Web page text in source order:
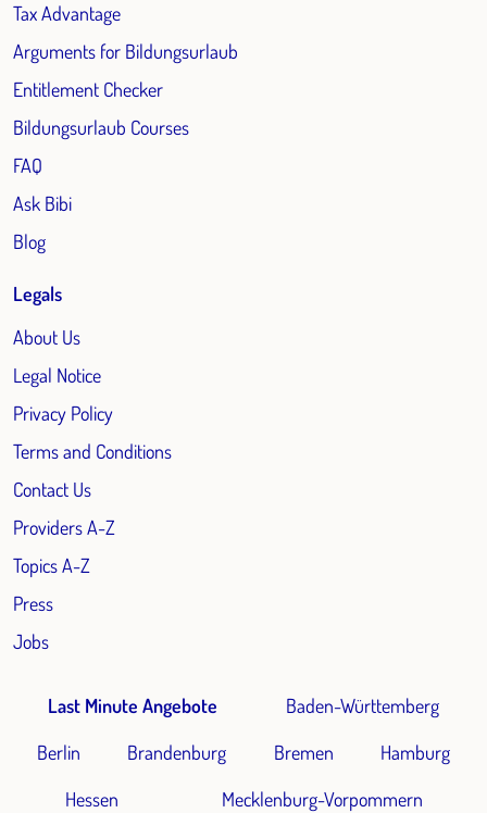
Tax Advantage
Arguments for Bildungsurlaub
Entitlement Checker
Bildungsurlaub Courses
FAQ
Ask Bibi
Blog
Legals
About Us
Legal Notice
Privacy Policy
Terms and Conditions
Contact Us
Providers A-Z
Topics A-Z
Press
Jobs
Last Minute Angebote
Baden-Württemberg
Berlin
Brandenburg Bremen
Hamburg
Hessen
Mecklenburg-Vorpommern